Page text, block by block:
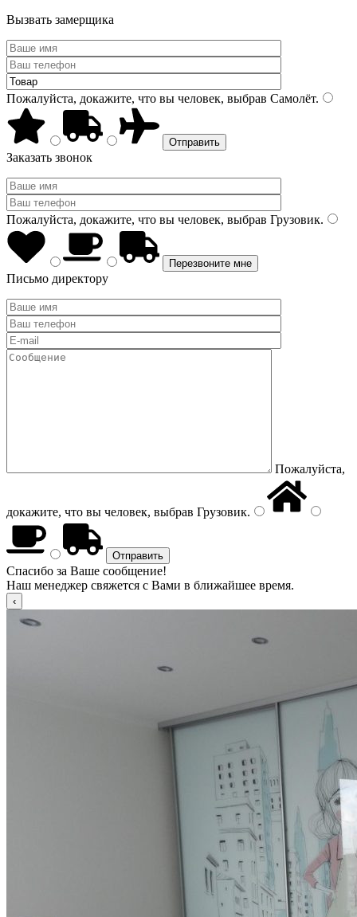
Вызвать замерщика
Пожалуйста, докажите, что вы человек, выбрав Самолёт.
Заказать звонок
Пожалуйста, докажите, что вы человек, выбрав Грузовик.
Письмо директору
Пожалуйста,
докажите, что вы человек, выбрав Грузовик.
Спасибо за Ваше сообщение!
Наш менеджер свяжется с Вами в ближайшее время.